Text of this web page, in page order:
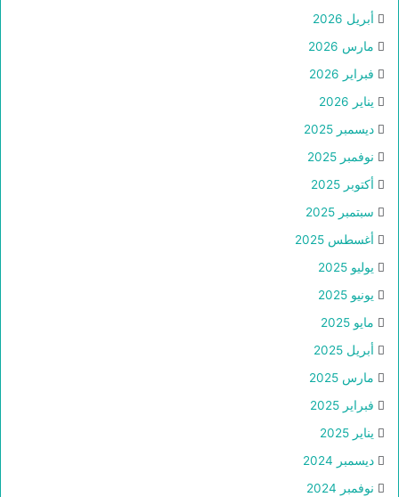
أبريل 2026
مارس 2026
فبراير 2026
يناير 2026
ديسمبر 2025
نوفمبر 2025
أكتوبر 2025
سبتمبر 2025
أغسطس 2025
يوليو 2025
يونيو 2025
مايو 2025
أبريل 2025
مارس 2025
فبراير 2025
يناير 2025
ديسمبر 2024
نوفمبر 2024